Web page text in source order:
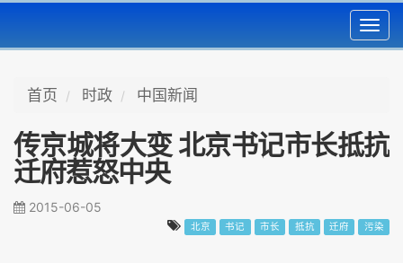
首页 时政 中国新闻
传京城将大变 北京书记市长抵抗
迁府惹怒中央
2015-06-05
北京 书记 市长 抵抗 迁府 污染